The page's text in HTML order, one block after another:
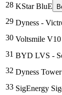
28 KStar BluE
29 Dyness -
30 Voltsmile
31 BYD LVS -
32 Dyness
33 SigEnergy